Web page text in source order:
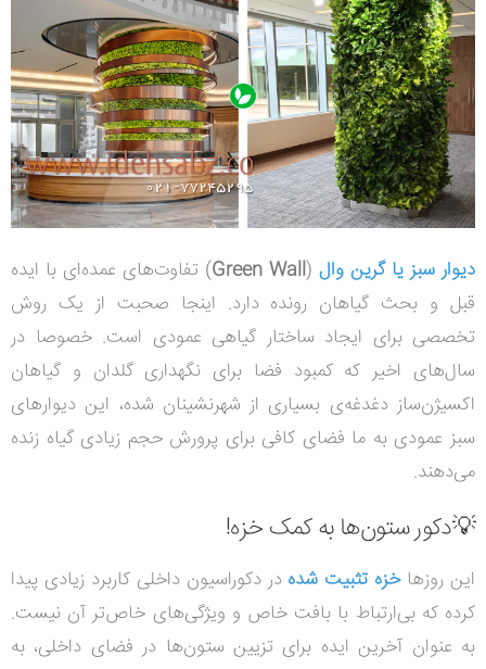
دیوار سبز یا گرین وال (
Green Wall) تفاوت‌های عمده‌ای با ایده
قبل و بحث گیاهان رونده دارد. اینجا صحبت از یک روش
تخصصی برای ایجاد ساختار گیاهی عمودی است. خصوصا در
سال‌های اخیر که کمبود فضا برای نگهداری گلدان و گیاهان
اکسیژن‌ساز دغدغه‌ی بسیاری از شهرنشینان شده، این دیوارهای
سبز عمودی به ما فضای کافی برای پرورش حجم زیادی گیاه زنده
می‌دهند.
💡دکور ستون‌ها به کمک خزه‌!
این روزهاخزه تثبیت شده در دکوراسیون داخلی کاربرد زیادی پیدا
کرده که بی‌ارتباط با بافت خاص و ویژگی‌های خاص‌تر آن نیست.
به عنوان آخرین ایده برای تزیین ستون‌ها در فضای داخلی، به